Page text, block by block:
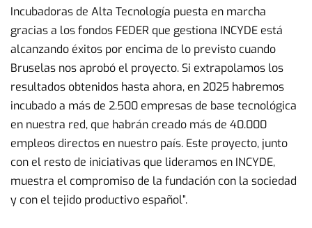
Incubadoras de Alta Tecnología puesta en marcha
gracias a los fondos FEDER que gestiona INCYDE está
alcanzando éxitos por encima de lo previsto cuando
Bruselas nos aprobó el proyecto. Si extrapolamos los
resultados obtenidos hasta ahora, en 2025 habremos
incubado a más de 2.500 empresas de base tecnológica
en nuestra red, que habrán creado más de 40.000
empleos directos en nuestro país. Este proyecto, junto
con el resto de iniciativas que lideramos en INCYDE,
muestra el compromiso de la fundación con la sociedad
y con el tejido productivo español”.